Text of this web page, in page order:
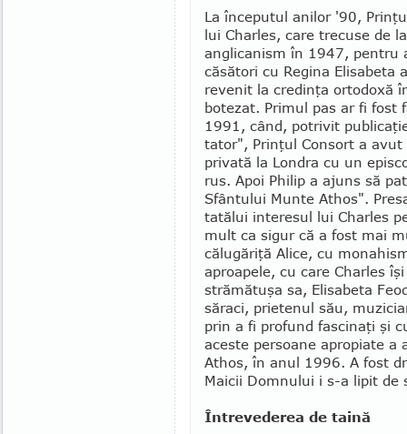
La începutul anilor '90,
lui Charles, care trecuse de
anglica­nism în 1947, pentru
căsători cu Regina Elisabeta
revenit la credinţa ortodoxă
botezat. Primul pas ar fi fost
1991, când, potrivit
tator", Prinţul Consort a
privată la Londra cu un
rus. Apoi Philip a ajuns să
Sfântului Munte Athos".
tatălui inte­re­sul lui Charles
mult ca sigur că a fost mai
călugăriţă Alice, cu
aproapele, cu care Charles
strămătuşa sa, Eli­sabeta
săraci, prietenul său,
prin a fi profund fascinaţi şi
aceste persoane apropiate a
Athos, în anul 1996. A fost
Maicii Domnului i s-a lipit
Întrevederea de taină